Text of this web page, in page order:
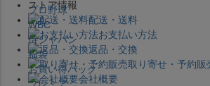
ストア情報
配送・送料
お支払い方法
返品・交換
取り寄せ・予約販
会社概要
プロ野球
WBC
侍ジャパン
福袋
お買い得パック